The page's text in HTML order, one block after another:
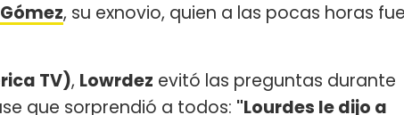
, su exnovio, quien a las pocas horas
TV), Lowrdez evitó las preguntas durante
que sorprendió a todos: "Lourdes le dijo a